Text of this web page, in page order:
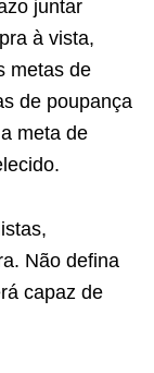
juntar
à vista,
metas de
de poupança
meta de
Não defina
capaz de